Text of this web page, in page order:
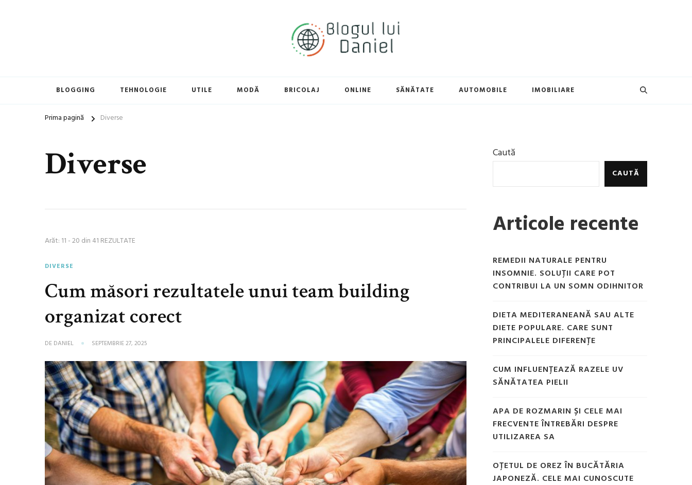
BLOGGING TEHNOLOGIE UTILE MODĂ BRICOLAJ ONLINE SĂNĂTATE AUTOMOBILE IMOBILIARE
Prima pagină Diverse
Diverse
Arăt: 11 - 20 din 41 REZULTATE
DIVERSE
Cum măsori rezultatele unui team building
organizat corect
DE DANIEL SEPTEMBRIE 27, 2025
Caută
CAUTĂ
Articole recente
REMEDII NATURALE PENTRU
INSOMNIE. SOLUȚII CARE POT
CONTRIBUI LA UN SOMN ODIHNITOR
DIETA MEDITERANEANĂ SAU ALTE
DIETE POPULARE. CARE SUNT
PRINCIPALELE DIFERENȚE
CUM INFLUENȚEAZĂ RAZELE UV
SĂNĂTATEA PIELII
APA DE ROZMARIN ȘI CELE MAI
FRECVENTE ÎNTREBĂRI DESPRE
UTILIZAREA SA
OȚETUL DE OREZ ÎN BUCĂTĂRIA
JAPONEZĂ. CELE MAI CUNOSCUTE